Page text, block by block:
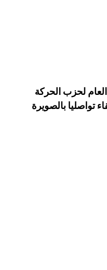
لحزب الحركة
تواصليا بالصويرة